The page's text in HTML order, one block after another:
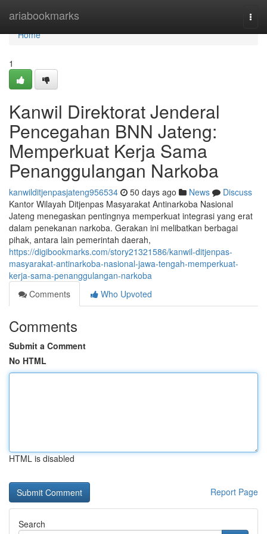
ariabookmarks
Home
Home
1
Kanwil Direktorat Jenderal
Pencegahan BNN Jateng:
Memperkuat Kerja Sama
Penanggulangan Narkoba
kanwilditjenpasjateng956534 50 days ago News
Discuss
Kantor Wilayah Ditjenpas Masyarakat Antinarkoba Nasional
Jateng menegaskan pentingnya memperkuat integrasi yang erat
dalam penekanan narkoba. Gerakan ini melibatkan berbagai
pihak, antara lain pemerintah daerah,
https://digibookmarks.com/story21321586/kanwil-ditjenpas-
masyarakat-antinarkoba-nasional-jawa-tengah-memperkuat-
kerja-sama-penanggulangan-narkoba
Comments
Who Upvoted
Comments
Submit a Comment
No HTML
HTML is disabled
Report Page
Search